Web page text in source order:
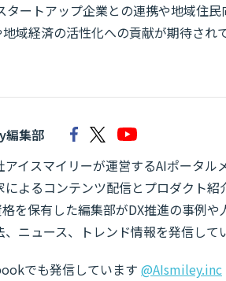
ートアップ企業との連携や地域住民
域経済の活性化への貢献が期待され
編集部
アイスマイリーが運営するAIポータル
によるコンテンツ配信とプロダクト紹
格を保有した編集部がDX推進の事例
、ニュース、トレンド情報を発信して
でも発信しています @AIsmiley.inc